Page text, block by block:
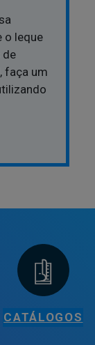
o leque
de
faça um
CATÁLOGOS